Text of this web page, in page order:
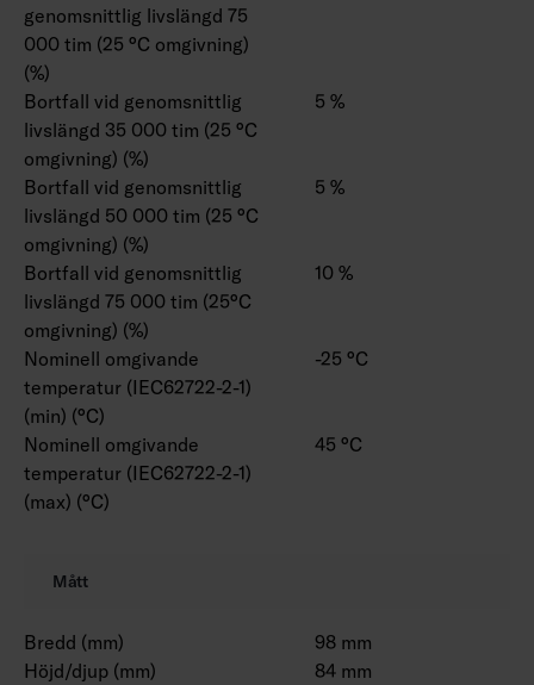
genomsnittlig livslängd 75
000 tim (25 °C omgivning)
(%)
Bortfall vid genomsnittlig
livslängd 35 000 tim (25 °C
omgivning) (%)
5 %
Bortfall vid genomsnittlig
livslängd 50 000 tim (25 °C
omgivning) (%)
5 %
Bortfall vid genomsnittlig
livslängd 75 000 tim (25°C
omgivning) (%)
10 %
Nominell omgivande
temperatur (IEC62722-2-1)
(min) (°C)
-25 °C
Nominell omgivande
temperatur (IEC62722-2-1)
(max) (°C)
45 °C
Mått
Bredd (mm)
98 mm
Höjd/djup (mm)
84 mm